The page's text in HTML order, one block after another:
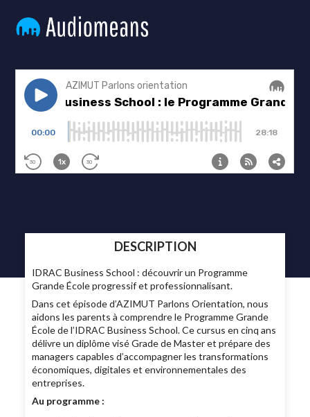
DESCRIPTION
IDRAC Business School : découvrir un Programme
Grande École progressif et professionnalisant.
Dans cet épisode d’AZIMUT Parlons Orientation, nous
aidons les parents à comprendre le Programme Grande
École de l’IDRAC Business School. Ce cursus en cinq ans
délivre un diplôme visé Grade de Master et prépare des
managers capables d’accompagner les transformations
économiques, digitales et environnementales des
entreprises.
Au programme :